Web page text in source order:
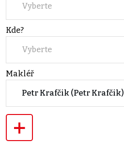
Vyberte
Kde?
Vyberte
Makléř
Petr Krafčik (Petr Krafčik)
+